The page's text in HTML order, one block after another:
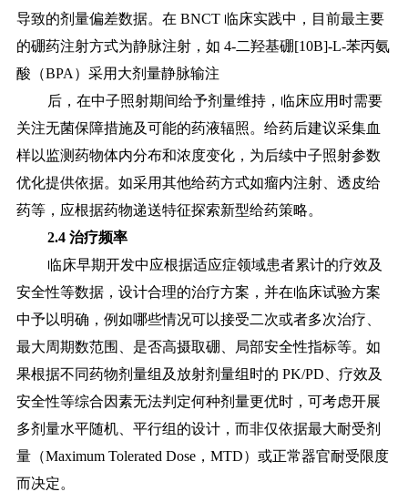
导致的剂量偏差数据。在 BNCT 临床实践中，目前最主要
的硼药注射方式为静脉注射，如 4-二羟基硼[10B]-L-苯丙氨
酸（BPA）采用大剂量静脉输注
后，在中子照射期间给予剂量维持，临床应用时需要
关注无菌保障措施及可能的药液辐照。给药后建议采集血
样以监测药物体内分布和浓度变化，为后续中子照射参数
优化提供依据。如采用其他给药方式如瘤内注射、透皮给
药等，应根据药物递送特征探索新型给药策略。
2.4 治疗频率
临床早期开发中应根据适应症领域患者累计的疗效及
安全性等数据，设计合理的治疗方案，并在临床试验方案
中予以明确，例如哪些情况可以接受二次或者多次治疗、
最大周期数范围、是否高摄取硼、局部安全性指标等。如
果根据不同药物剂量组及放射剂量组时的 PK/PD、疗效及
安全性等综合因素无法判定何种剂量更优时，可考虑开展
多剂量水平随机、平行组的设计，而非仅依据最大耐受剂
量（Maximum Tolerated Dose，MTD）或正常器官耐受限度
而决定。